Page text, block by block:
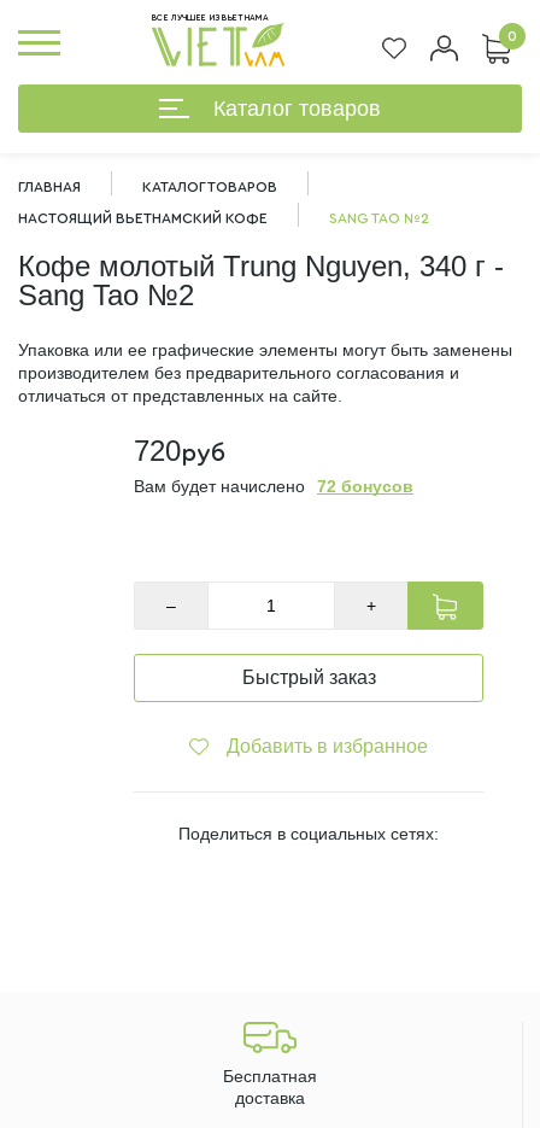
ВСЕ ЛУЧШЕЕ ИЗ ВЬЕТНАМА
0
Каталог товаров
ГЛАВНАЯ КАТАЛОГ ТОВАРОВ
НАСТОЯЩИЙ ВЬЕТНАМСКИЙ КОФЕ SANG TAO №2
Кофе молотый Trung Nguyen, 340 г -
Sang Tao №2
Упаковка или ее графические элементы могут быть заменены
производителем без предварительного согласования и
отличаться от представленных на сайте.
720руб
Вам будет начислено 72 бонусов
– +
Быстрый заказ
Добавить в избранное
Поделиться в социальных сетях:
Бесплатная
доставка